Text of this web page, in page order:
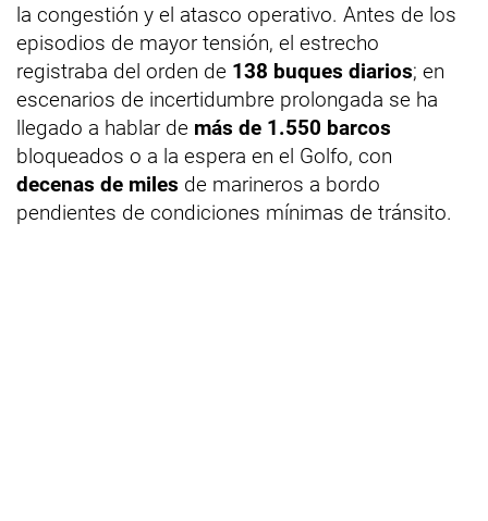
la congestión y el atasco operativo. Antes de los
episodios de mayor tensión, el estrecho
registraba del orden de 138 buques diarios; en
escenarios de incertidumbre prolongada se ha
llegado a hablar de más de 1.550 barcos
bloqueados o a la espera en el Golfo, con
decenas de miles de marineros a bordo
pendientes de condiciones mínimas de tránsito.